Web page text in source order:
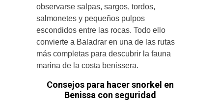
observarse salpas, sargos, tordos,
salmonetes y pequeños pulpos
escondidos entre las rocas. Todo ello
convierte a Baladrar en una de las rutas
más completas para descubrir la fauna
marina de la costa benissera.
Consejos para hacer snorkel en
Benissa con seguridad